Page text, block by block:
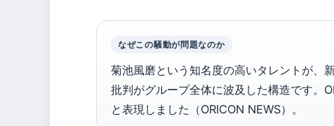
なぜこの騒動が問題なのか
菊池風磨という知名度の高いタレントが、
批判がグループ全体に波及した構造です。
と表現しました（ORICON NEWS）。